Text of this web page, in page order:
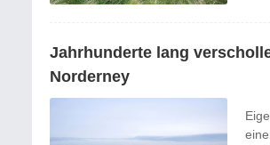
Jahrhunderte lang
Norderney